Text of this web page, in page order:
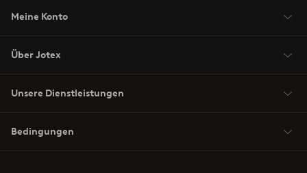
Meine Konto
Über Jotex
Unsere Dienstleistungen
Bedingungen